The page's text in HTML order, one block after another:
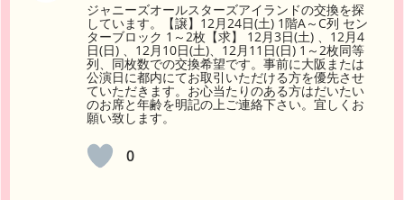
ジャニーズオールスターズアイランドの交換を探
しています。【譲】12月24日(土) 1階A～C列 セン
ターブロック 1～2枚【求】 12月3日(土) 、12月4
日(日) 、12月10日(土)、12月11日(日) 1～2枚同等
列、同枚数での交換希望です。事前に大阪または
公演日に都内にてお取引いただける方を優先させ
ていただきます。お心当たりのある方はだいたい
のお席と年齢を明記の上ご連絡下さい。宜しくお
願い致します。
0